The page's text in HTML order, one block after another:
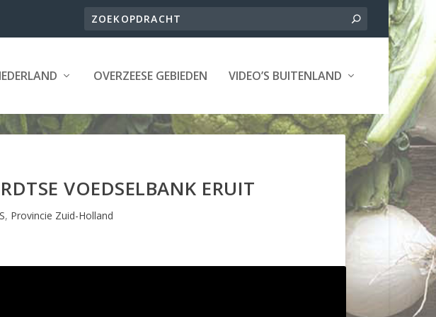
OVERZEESE GEBIEDEN VIDEO’S BUITENLAND
VOEDSELBANK ERUIT
, Provincie Zuid-Holland